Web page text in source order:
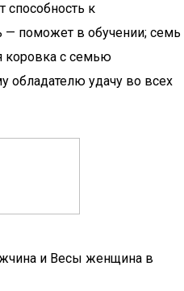
способность к
— поможет в обучении; семь
коровка с семью
обладателю удачу во всех
и Весы женщина в